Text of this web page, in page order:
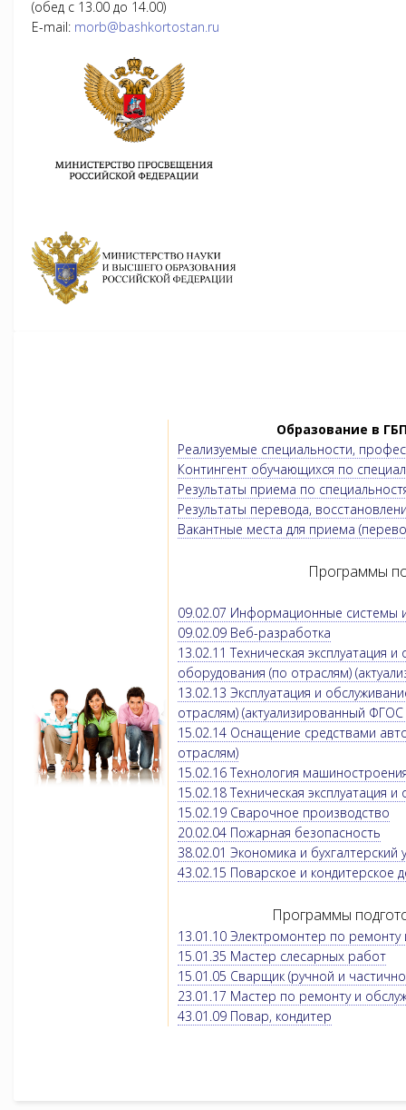
(обед с 13.00 до 14.00)
E-mail: morb@bashkortostan.ru
Образование в
Реализуемые специальности,
Контингент обучающихся по
Результаты приема по
Результаты перевода,
Вакантные места для приема
Программы
09.02.07 Информационные системы
09.02.09 Веб-разработка
13.02.11 Техническая эксплуатация
оборудования (по отраслям)
13.02.13 Эксплуатация и
отраслям) (актуализированный
15.02.14 Оснащение средствами
отраслям)
15.02.16 Технология
15.02.18 Техническая эксплуатация
15.02.19 Сварочное производство
20.02.04 Пожарная безопасность
38.02.01 Экономика и
43.02.15 Поварское и кондитерское
Программы
13.01.10 Электромонтер по
15.01.35 Мастер слесарных работ
15.01.05 Сварщик (ручной и
23.01.17 Мастер по ремонту и
43.01.09 Повар, кондитер